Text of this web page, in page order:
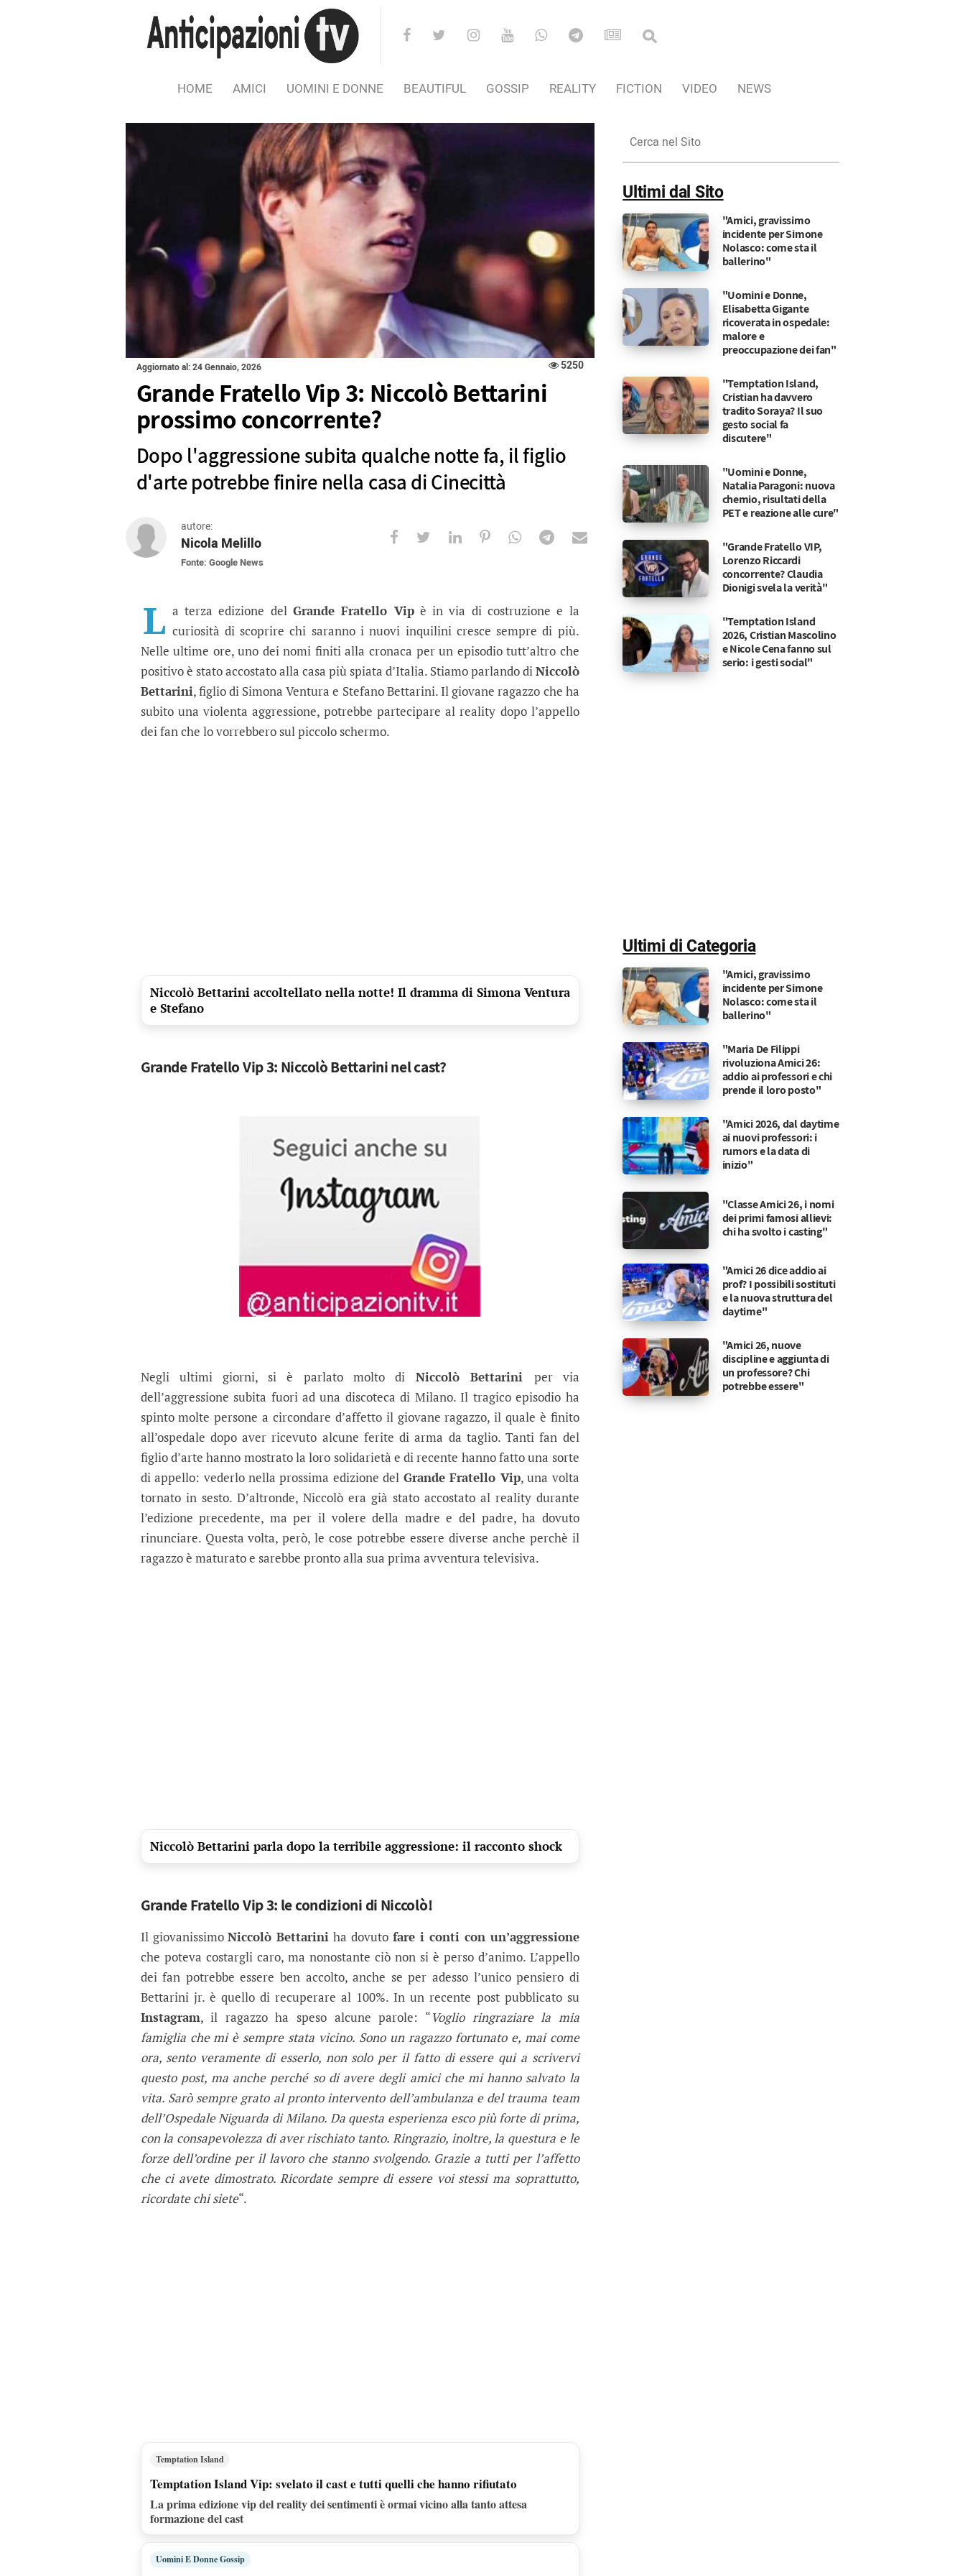
HOME AMICI UOMINI E DONNE BEAUTIFUL GOSSIP REALITY FICTION VIDEO NEWS
Aggiornato al: 24 Gennaio, 2026 5250
Grande Fratello Vip 3: Niccolò Bettarini
prossimo concorrente?
Dopo l'aggressione subita qualche notte fa, il figlio
d'arte potrebbe finire nella casa di Cinecittà
autore:
Nicola Melillo
Fonte: Google News
Grande Fratello Vip 3: Niccolò Bettarini prossimo concorrente?
Dopo l'aggressione subita qualche notte fa, il figlio d'arte potrebbe finire nella casa di Cinecittà
L a terza edizione del Grande Fratello Vipè in via di costruzione e la
curiosità di scoprire chi saranno i nuovi inquilini cresce sempre di più.
Nelle ultime ore, uno dei nomi finiti alla cronaca per un episodio tutt’altro che
positivo è stato accostato alla casa più spiata d’Italia. Stiamo parlando diNiccolò
Bettarini, figlio di Simona Ventura e Stefano Bettarini. Il giovane ragazzo che ha
subito una violenta aggressione, potrebbe partecipare al reality dopo l’appello
dei fan che lo vorrebbero sul piccolo schermo.
Niccolò Bettarini accoltellato nella notte! Il dramma di Simona Ventura
e Stefano
Grande Fratello Vip 3: Niccolò Bettarini nel cast?
Negli ultimi giorni, si è parlato molto diNiccolò Bettarini per via
dell’aggressione subita fuori ad una discoteca di Milano. Il tragico episodio ha
spinto molte persone a circondare d’affetto il giovane ragazzo, il quale è finito
all’ospedale dopo aver ricevuto alcune ferite di arma da taglio. Tanti fan del
figlio d’arte hanno mostrato la loro solidarietà e di recente hanno fatto una sorte
di appello: vederlo nella prossima edizione del Grande Fratello Vip, una volta
tornato in sesto. D’altronde, Niccolò era già stato accostato al reality durante
l’edizione precedente, ma per il volere della madre e del padre, ha dovuto
rinunciare. Questa volta, però, le cose potrebbe essere diverse anche perchè il
ragazzo è maturato e sarebbe pronto alla sua prima avventura televisiva.
Niccolò Bettarini parla dopo la terribile aggressione: il racconto shock
Grande Fratello Vip 3: le condizioni di Niccolò!
Il giovanissimoNiccolò Bettarini ha dovutofare i conti con un’aggressione
che poteva costargli caro, ma nonostante ciò non si è perso d’animo. L’appello
dei fan potrebbe essere ben accolto, anche se per adesso l’unico pensiero di
Bettarini jr. è quello di recuperare al 100%. In un recente post pubblicato su
Instagram, il ragazzo ha speso alcune parole: “Voglio ringraziare la mia
famiglia che mi è sempre stata vicino. Sono un ragazzo fortunato e, mai come
ora, sento veramente di esserlo, non solo per il fatto di essere qui a scrivervi
questo post, ma anche perché so di avere degli amici che mi hanno salvato la
vita. Sarò sempre grato al pronto intervento dell’ambulanza e del trauma team
dell’Ospedale Niguarda di Milano. Da questa esperienza esco più forte di prima,
con la consapevolezza di aver rischiato tanto. Ringrazio, inoltre, la questura e le
forze dell’ordine per il lavoro che stanno svolgendo. Grazie a tutti per l’affetto
che ci avete dimostrato. Ricordate sempre di essere voi stessi ma soprattutto,
ricordate chi siete“.
Temptation Island
Temptation Island Vip: svelato il cast e tutti quelli che hanno rifiutato
La prima edizione vip del reality dei sentimenti è ormai vicino alla tanto attesa
formazione del cast
Uomini E Donne Gossip
nel
Sito
Ultimi dal Sito
"Amici, gravissimo
incidente per Simone
Nolasco: come sta il
ballerino"
"Uomini e Donne,
Elisabetta Gigante
ricoverata in ospedale:
malore e
preoccupazione dei fan"
"Temptation Island,
Cristian ha davvero
tradito Soraya? Il suo
gesto social fa
discutere"
"Uomini e Donne,
Natalia Paragoni: nuova
chemio, risultati della
PET e reazione alle cure"
"Grande Fratello VIP,
Lorenzo Riccardi
concorrente? Claudia
Dionigi svela la verità"
"Temptation Island
2026, Cristian Mascolino
e Nicole Cena fanno sul
serio: i gesti social"
Ultimi di Categoria
"Amici, gravissimo
incidente per Simone
Nolasco: come sta il
ballerino"
"Maria De Filippi
rivoluziona Amici 26:
addio ai professori e chi
prende il loro posto"
"Amici 2026, dal daytime
ai nuovi professori: i
rumors e la data di
inizio"
"Classe Amici 26, i nomi
dei primi famosi allievi:
chi ha svolto i casting"
"Amici 26 dice addio ai
prof? I possibili sostituti
e la nuova struttura del
daytime"
"Amici 26, nuove
discipline e aggiunta di
un professore? Chi
potrebbe essere"